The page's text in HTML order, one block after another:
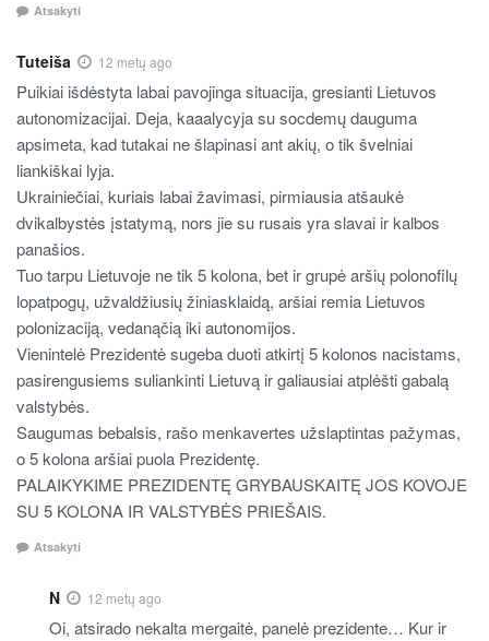
Atsakyti
Tuteiša 12 metų ago
Puikiai išdėstyta labai pavojinga situacija, gresianti Lietuvos
autonomizacijai. Deja, kaaalycyja su socdemų dauguma
apsimeta, kad tutakai ne šlapinasi ant akių, o tik švelniai
liankiškai lyja.
Ukrainiečiai, kuriais labai žavimasi, pirmiausia atšaukė
dvikalbystės įstatymą, nors jie su rusais yra slavai ir kalbos
panašios.
Tuo tarpu Lietuvoje ne tik 5 kolona, bet ir grupė aršių polonofilų
lopatpogų, užvaldžiusių žiniasklaidą, aršiai remia Lietuvos
polonizaciją, vedanąčią iki autonomijos.
Vienintelė Prezidentė sugeba duoti atkirtį 5 kolonos nacistams,
pasirengusiems suliankinti Lietuvą ir galiausiai atplėšti gabalą
valstybės.
Saugumas bebalsis, rašo menkavertes užslaptintas pažymas,
o 5 kolona aršiai puola Prezidentę.
PALAIKYKIME PREZIDENTĘ GRYBAUSKAITĘ JOS KOVOJE
SU 5 KOLONA IR VALSTYBĖS PRIEŠAIS.
Atsakyti
N 12 metų ago
Oi, atsirado nekalta mergaitė, panelė prezidente… Kur ir